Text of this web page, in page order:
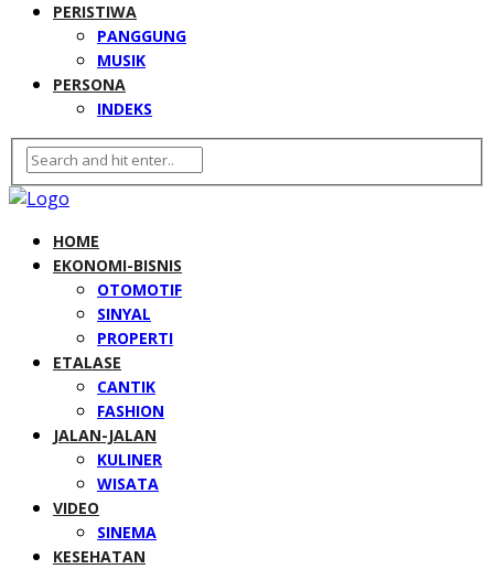
PERISTIWA
PANGGUNG
MUSIK
PERSONA
INDEKS
HOME
EKONOMI-BISNIS
OTOMOTIF
SINYAL
PROPERTI
ETALASE
CANTIK
FASHION
JALAN-JALAN
KULINER
WISATA
VIDEO
SINEMA
KESEHATAN